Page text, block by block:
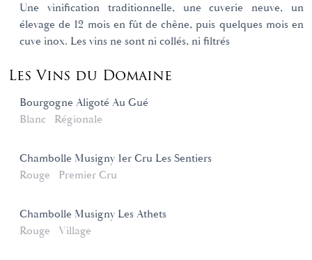
Une vinification traditionnelle, une cuverie neuve, un
élevage de 12 mois en fût de chêne, puis quelques mois en
cuve inox. Les vins ne sont ni collés, ni filtrés
Les Vins du Domaine
Bourgogne Aligoté Au Gué
Blanc
Régionale
Chambolle Musigny 1er Cru Les Sentiers
Rouge
Premier Cru
Chambolle Musigny Les Athets
Rouge
Village